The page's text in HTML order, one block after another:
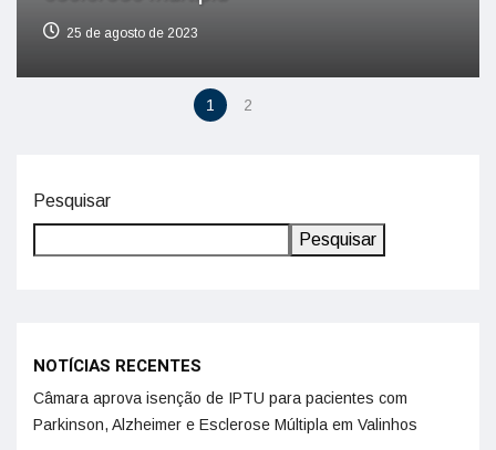
25 de agosto de 2023
1 2
Pesquisar
Pesquisar
NOTÍCIAS RECENTES
Câmara aprova isenção de IPTU para pacientes com
Parkinson, Alzheimer e Esclerose Múltipla em Valinhos